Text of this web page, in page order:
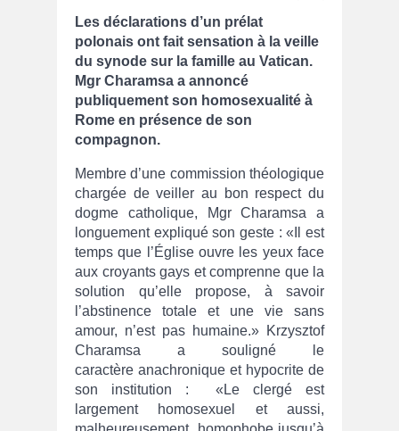
Les déclarations d’un prélat
polonais ont fait sensation à la veille
du synode sur la famille au Vatican.
Mgr Charamsa a annoncé
publiquement son homosexualité à
Rome en présence de son
compagnon.
Membre d’une commission théologique
chargée de veiller au bon respect du
dogme catholique, Mgr Charamsa a
longuement expliqué son geste : «Il est
temps que l’Église ouvre les yeux face
aux croyants gays et comprenne que la
solution qu’elle propose, à savoir
l’abstinence totale et une vie sans
amour, n’est pas humaine.» Krzysztof
Charamsa a souligné le
caractère anachronique et hypocrite de
son institution : «Le clergé est
largement homosexuel et aussi,